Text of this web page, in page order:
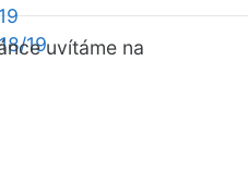
19uvítáme na